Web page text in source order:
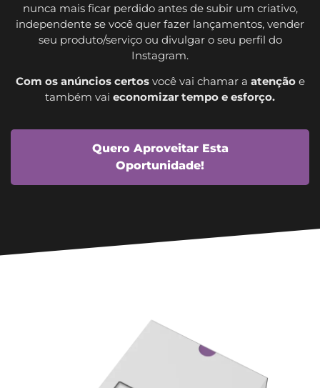
nunca mais ficar perdido antes de subir um criativo,
independente se você quer fazer lançamentos, vender
seu produto/serviço ou divulgar o seu perfil do
Instagram.
Com os anúncios certosvocê vai chamar a atençãoe
também vai economizar tempo e esforço.
Quero Aproveitar Esta
Oportunidade!